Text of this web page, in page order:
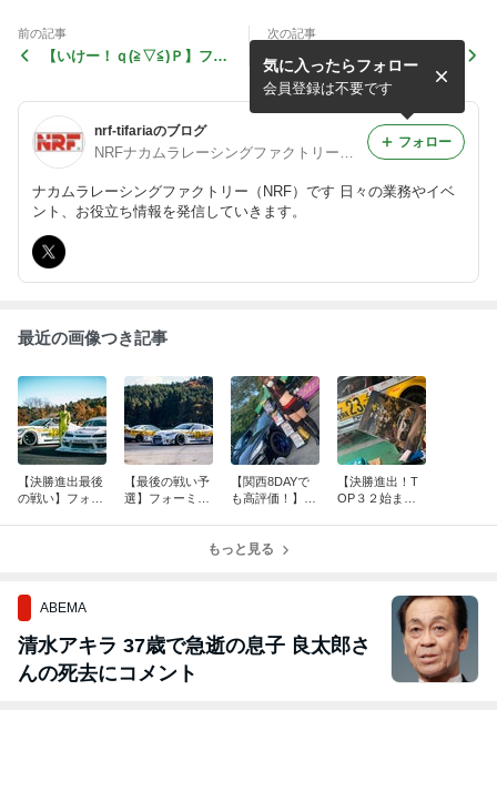
前の記事
【いけー！ｑ(≧▽≦)Ｐ】フォ
ン！
次の記事
【伊集院北斗さまｘＲＸ７】
整備士ちゃんねるxバンダイ
ナムコｘナカムラレーシング
ファクトリーコラボ
nrf-tifariaのブログ
ナカムラレーシングファクトリー（NRF）です 日々の業務やイベ
ント、お役立ち情報を発信していきます。
気に入ったらフォロー
会員登録は不要です
フォロー
最近の画像つき記事
【決勝進出最後
の戦い】フォー
【最後の戦い予
選】フォーミュ
【関西8DAYで
も高評価！】N
oot外部接続ユ
【決勝進出！T
OP３２始まる
もっと見る
ABEMA
清水アキラ 37歳で急逝の息子 良太郎さ
んの死去にコメント